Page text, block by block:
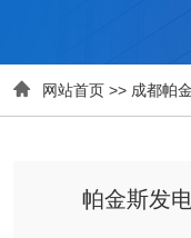
 网站首页 >> 成都帕
帕金斯发